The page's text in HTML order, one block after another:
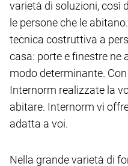
varietà di soluzioni, così
le persone che le
tecnica costruttiva a
casa: porte e finestre ne
modo determinante.
Internorm realizzate la
abitare. Internorm vi
adatta a voi.
Nella grande varietà di